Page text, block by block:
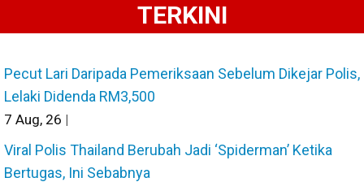
TERKINI
Pecut Lari Daripada Pemeriksaan Sebelum Dikejar Polis,
Lelaki Didenda RM3,500
7 Aug, 26 |
Viral Polis Thailand Berubah Jadi ‘Spiderman’ Ketika
Bertugas, Ini Sebabnya